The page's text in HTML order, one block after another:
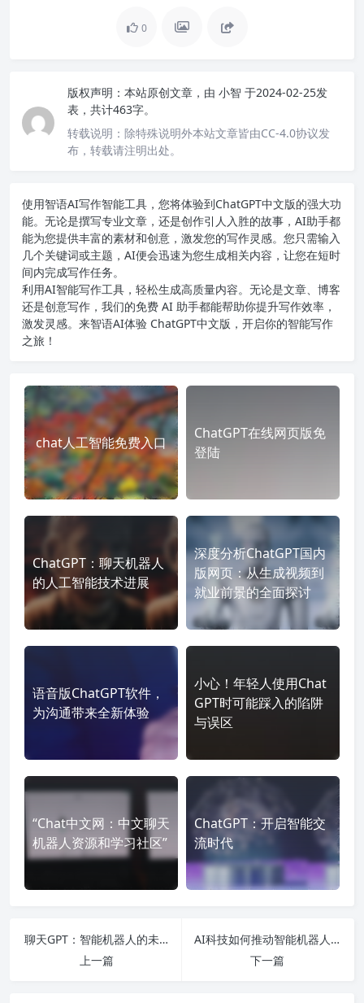
0
版权声明： 本站原创文章，由 小智 于2024-02-25发
表，共计463字。
转载说明： 除特殊说明外本站文章皆由CC-4.0协议发
布，转载请注明出处。
使用智语AI写作智能工具，您将体验到ChatGPT中文版的强大功
能。无论是撰写专业文章，还是创作引人入胜的故事，AI助手都
能为您提供丰富的素材和创意，激发您的写作灵感。您只需输入
几个关键词或主题，AI便会迅速为您生成相关内容，让您在短时
间内完成写作任务。
利用AI智能写作工具，轻松生成高质量内容。无论是文章、博客
还是创意写作，我们的免费 AI 助手都能帮助你提升写作效率，
激发灵感。来智语AI体验 ChatGPT中文版 ，开启你的智能写作
之旅！
chat人工智能免费入口
ChatGPT在线网页版免
登陆
ChatGPT：聊天机器人
的人工智能技术进展
深度分析ChatGPT国内
版网页：从生成视频到
就业前景的全面探讨
语音版ChatGPT软件，
为沟通带来全新体验
小心！年轻人使用Chat
GPT时可能踩入的陷阱
与误区
“Chat中文网：中文聊天
机器人资源和学习社区”
ChatGPT：开启智能交
流时代
聊天GPT：智能机器人的未来展望
上一篇
AI科技如何推动智能机器人发展？
下一篇